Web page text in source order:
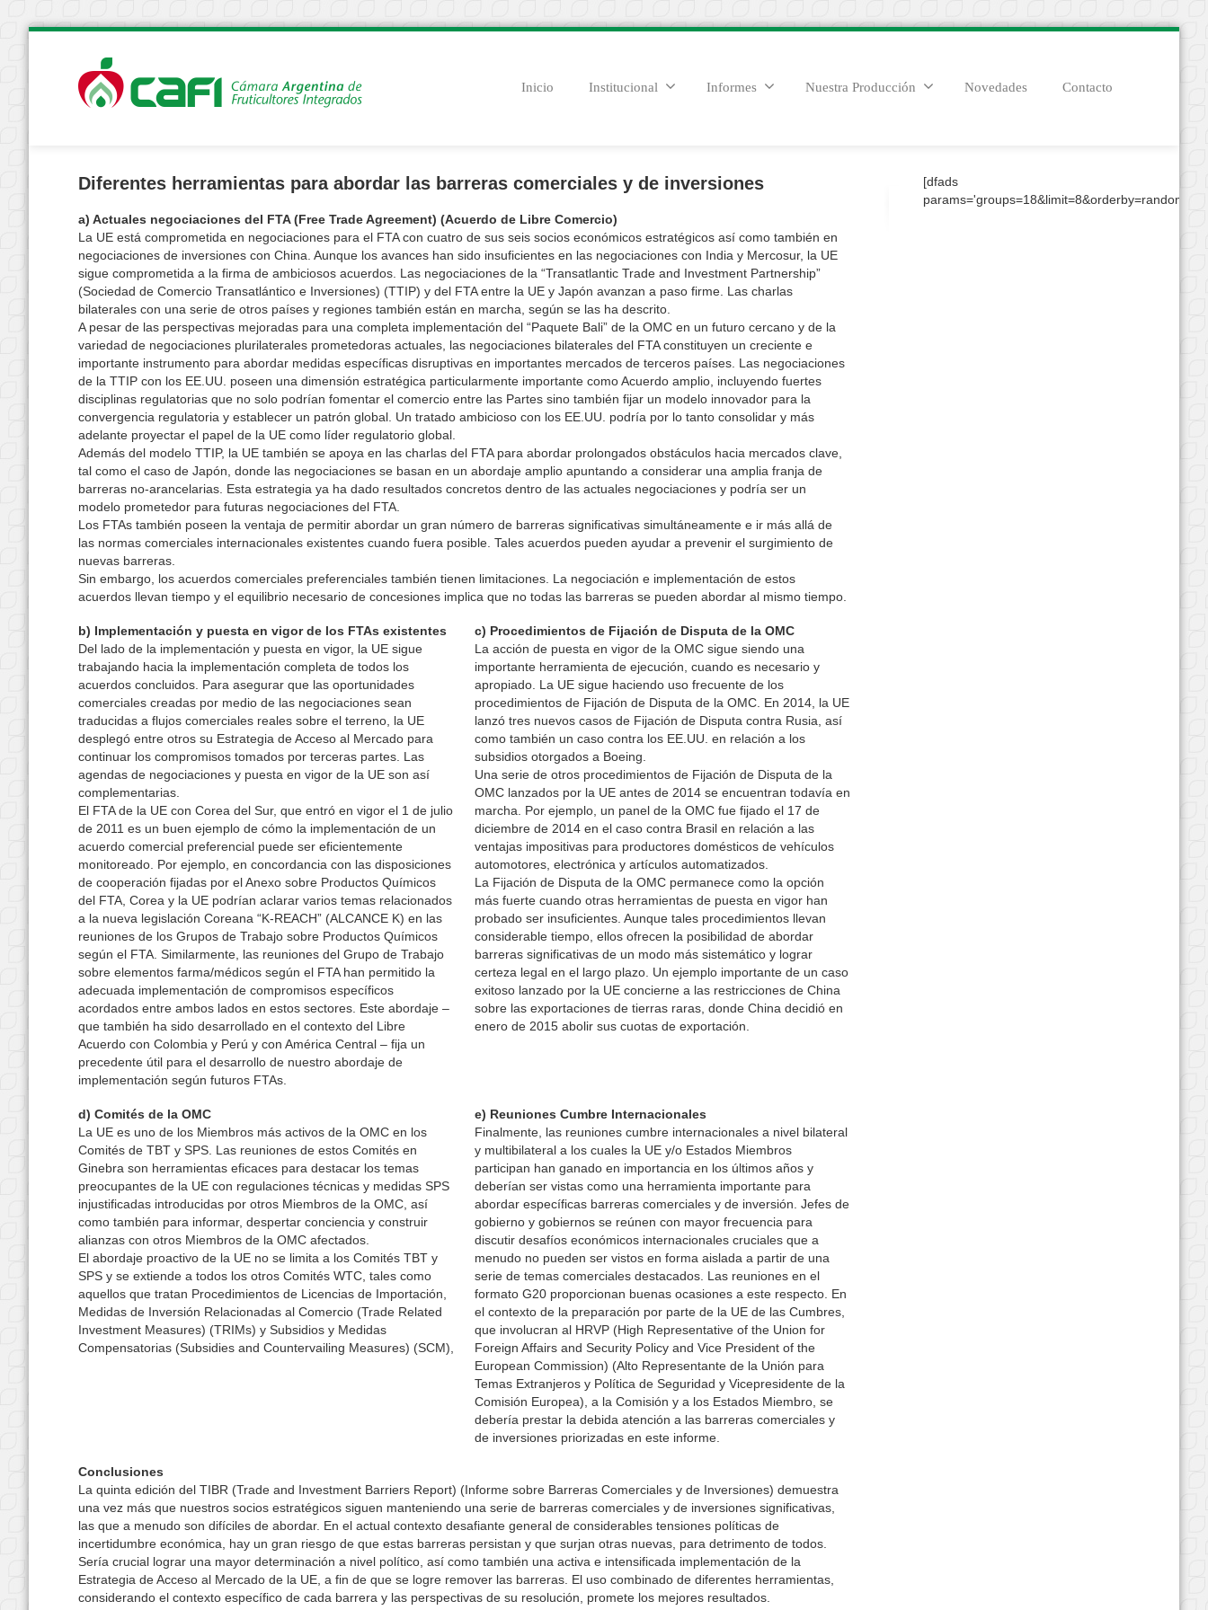
Inicio Institucional Informes Nuestra Producción Novedades Contacto
Diferentes herramientas para abordar las barreras comerciales y de inversiones
a) Actuales negociaciones del FTA (Free Trade Agreement) (Acuerdo de Libre Comercio)
La UE está comprometida en negociaciones para el FTA con cuatro de sus seis socios económicos estratégicos así como también en
negociaciones de inversiones con China. Aunque los avances han sido insuficientes en las negociaciones con India y Mercosur, la UE
sigue comprometida a la firma de ambiciosos acuerdos. Las negociaciones de la “Transatlantic Trade and Investment Partnership”
(Sociedad de Comercio Transatlántico e Inversiones) (TTIP) y del FTA entre la UE y Japón avanzan a paso firme. Las charlas
bilaterales con una serie de otros países y regiones también están en marcha, según se las ha descrito.
A pesar de las perspectivas mejoradas para una completa implementación del “Paquete Bali” de la OMC en un futuro cercano y de la
variedad de negociaciones plurilaterales prometedoras actuales, las negociaciones bilaterales del FTA constituyen un creciente e
importante instrumento para abordar medidas específicas disruptivas en importantes mercados de terceros países. Las negociaciones
de la TTIP con los EE.UU. poseen una dimensión estratégica particularmente importante como Acuerdo amplio, incluyendo fuertes
disciplinas regulatorias que no solo podrían fomentar el comercio entre las Partes sino también fijar un modelo innovador para la
convergencia regulatoria y establecer un patrón global. Un tratado ambicioso con los EE.UU. podría por lo tanto consolidar y más
adelante proyectar el papel de la UE como líder regulatorio global.
Además del modelo TTIP, la UE también se apoya en las charlas del FTA para abordar prolongados obstáculos hacia mercados clave,
tal como el caso de Japón, donde las negociaciones se basan en un abordaje amplio apuntando a considerar una amplia franja de
barreras no-arancelarias. Esta estrategia ya ha dado resultados concretos dentro de las actuales negociaciones y podría ser un
modelo prometedor para futuras negociaciones del FTA.
Los FTAs también poseen la ventaja de permitir abordar un gran número de barreras significativas simultáneamente e ir más allá de
las normas comerciales internacionales existentes cuando fuera posible. Tales acuerdos pueden ayudar a prevenir el surgimiento de
nuevas barreras.
Sin embargo, los acuerdos comerciales preferenciales también tienen limitaciones. La negociación e implementación de estos
acuerdos llevan tiempo y el equilibrio necesario de concesiones implica que no todas las barreras se pueden abordar al mismo tiempo.
b) Implementación y puesta en vigor de los FTAs existentes
Del lado de la implementación y puesta en vigor, la UE sigue
trabajando hacia la implementación completa de todos los
acuerdos concluidos. Para asegurar que las oportunidades
comerciales creadas por medio de las negociaciones sean
traducidas a flujos comerciales reales sobre el terreno, la UE
desplegó entre otros su Estrategia de Acceso al Mercado para
continuar los compromisos tomados por terceras partes. Las
agendas de negociaciones y puesta en vigor de la UE son así
complementarias.
El FTA de la UE con Corea del Sur, que entró en vigor el 1 de julio
de 2011 es un buen ejemplo de cómo la implementación de un
acuerdo comercial preferencial puede ser eficientemente
monitoreado. Por ejemplo, en concordancia con las disposiciones
de cooperación fijadas por el Anexo sobre Productos Químicos
del FTA, Corea y la UE podrían aclarar varios temas relacionados
a la nueva legislación Coreana “K-REACH” (ALCANCE K) en las
reuniones de los Grupos de Trabajo sobre Productos Químicos
según el FTA. Similarmente, las reuniones del Grupo de Trabajo
sobre elementos farma/médicos según el FTA han permitido la
adecuada implementación de compromisos específicos
acordados entre ambos lados en estos sectores. Este abordaje –
que también ha sido desarrollado en el contexto del Libre
Acuerdo con Colombia y Perú y con América Central – fija un
precedente útil para el desarrollo de nuestro abordaje de
implementación según futuros FTAs.
c) Procedimientos de Fijación de Disputa de la OMC
La acción de puesta en vigor de la OMC sigue siendo una
importante herramienta de ejecución, cuando es necesario y
apropiado. La UE sigue haciendo uso frecuente de los
procedimientos de Fijación de Disputa de la OMC. En 2014, la UE
lanzó tres nuevos casos de Fijación de Disputa contra Rusia, así
como también un caso contra los EE.UU. en relación a los
subsidios otorgados a Boeing.
Una serie de otros procedimientos de Fijación de Disputa de la
OMC lanzados por la UE antes de 2014 se encuentran todavía en
marcha. Por ejemplo, un panel de la OMC fue fijado el 17 de
diciembre de 2014 en el caso contra Brasil en relación a las
ventajas impositivas para productores domésticos de vehículos
automotores, electrónica y artículos automatizados.
La Fijación de Disputa de la OMC permanece como la opción
más fuerte cuando otras herramientas de puesta en vigor han
probado ser insuficientes. Aunque tales procedimientos llevan
considerable tiempo, ellos ofrecen la posibilidad de abordar
barreras significativas de un modo más sistemático y lograr
certeza legal en el largo plazo. Un ejemplo importante de un caso
exitoso lanzado por la UE concierne a las restricciones de China
sobre las exportaciones de tierras raras, donde China decidió en
enero de 2015 abolir sus cuotas de exportación.
d) Comités de la OMC
La UE es uno de los Miembros más activos de la OMC en los
Comités de TBT y SPS. Las reuniones de estos Comités en
Ginebra son herramientas eficaces para destacar los temas
preocupantes de la UE con regulaciones técnicas y medidas SPS
injustificadas introducidas por otros Miembros de la OMC, así
como también para informar, despertar conciencia y construir
alianzas con otros Miembros de la OMC afectados.
El abordaje proactivo de la UE no se limita a los Comités TBT y
SPS y se extiende a todos los otros Comités WTC, tales como
aquellos que tratan Procedimientos de Licencias de Importación,
Medidas de Inversión Relacionadas al Comercio (Trade Related
Investment Measures) (TRIMs) y Subsidios y Medidas
Compensatorias (Subsidies and Countervailing Measures) (SCM),
e) Reuniones Cumbre Internacionales
Finalmente, las reuniones cumbre internacionales a nivel bilateral
y multibilateral a los cuales la UE y/o Estados Miembros
participan han ganado en importancia en los últimos años y
deberían ser vistas como una herramienta importante para
abordar específicas barreras comerciales y de inversión. Jefes de
gobierno y gobiernos se reúnen con mayor frecuencia para
discutir desafíos económicos internacionales cruciales que a
menudo no pueden ser vistos en forma aislada a partir de una
serie de temas comerciales destacados. Las reuniones en el
formato G20 proporcionan buenas ocasiones a este respecto. En
el contexto de la preparación por parte de la UE de las Cumbres,
que involucran al HRVP (High Representative of the Union for
Foreign Affairs and Security Policy and Vice President of the
European Commission) (Alto Representante de la Unión para
Temas Extranjeros y Política de Seguridad y Vicepresidente de la
Comisión Europea), a la Comisión y a los Estados Miembro, se
debería prestar la debida atención a las barreras comerciales y
de inversiones priorizadas en este informe.
Conclusiones
La quinta edición del TIBR (Trade and Investment Barriers Report) (Informe sobre Barreras Comerciales y de Inversiones) demuestra
una vez más que nuestros socios estratégicos siguen manteniendo una serie de barreras comerciales y de inversiones significativas,
las que a menudo son difíciles de abordar. En el actual contexto desafiante general de considerables tensiones políticas de
incertidumbre económica, hay un gran riesgo de que estas barreras persistan y que surjan otras nuevas, para detrimento de todos.
Sería crucial lograr una mayor determinación a nivel político, así como también una activa e intensificada implementación de la
Estrategia de Acceso al Mercado de la UE, a fin de que se logre remover las barreras. El uso combinado de diferentes herramientas,
considerando el contexto específico de cada barrera y las perspectivas de su resolución, promete los mejores resultados.
[dfads